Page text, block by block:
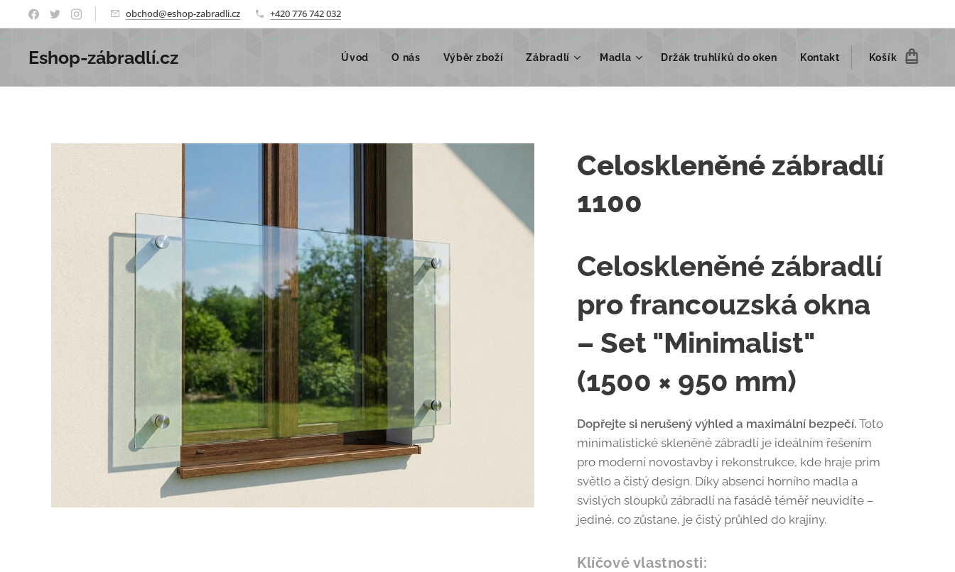
obchod@eshop-zabradli.cz +420 776 742 032
Eshop-zábradlí.cz Úvod O nás Výběr zboží Zábradlí Madla Držák truhlíků do oken Kontakt Košík
Celoskleněné zábradlí
1100
Celoskleněné zábradlí
pro francouzská okna
– Set "Minimalist"
(1500 × 950 mm)
Dopřejte si nerušený výhled a maximální bezpečí. Toto
minimalistické skleněné zábradlí je ideálním řešením
pro moderní novostavby i rekonstrukce, kde hraje prim
světlo a čistý design. Díky absenci horního madla a
svislých sloupků zábradlí na fasádě téměř neuvidíte –
jediné, co zůstane, je čistý průhled do krajiny.
Klíčové vlastnosti: